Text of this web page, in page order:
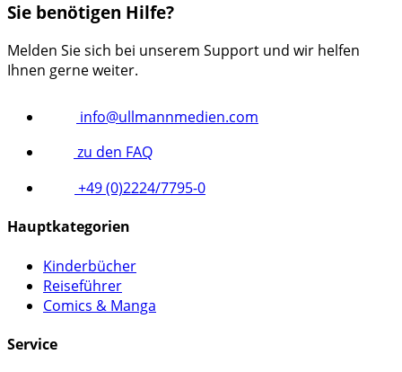
Sie benötigen Hilfe?
Melden Sie sich bei unserem Support und wir helfen
Ihnen gerne weiter.
info@ullmannmedien.com
zu den FAQ
+49 (0)2224/7795-0
Hauptkategorien
Kinderbücher
Reiseführer
Comics & Manga
Service